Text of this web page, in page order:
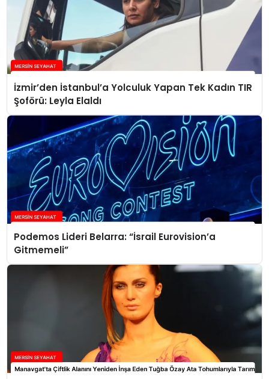
İzmir’den İstanbul’a Yolculuk Yapan Tek Kadın TIR
Şoförü: Leyla Elaldı
Podemos Lideri Belarra: “İsrail Eurovision’a
Gitmemeli”